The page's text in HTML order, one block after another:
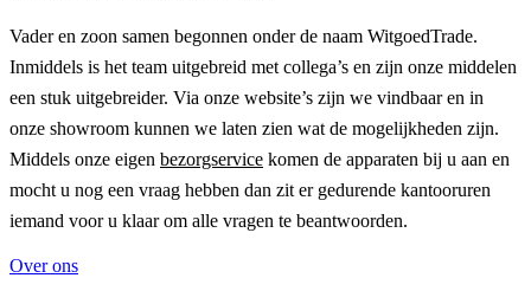
Vader en zoon samen begonnen onder de naam WitgoedTrade.
Inmiddels is het team uitgebreid met collega’s en zijn onze middelen
een stuk uitgebreider. Via onze website’s zijn we vindbaar en in
onze showroom kunnen we laten zien wat de mogelijkheden zijn.
Middels onze eigen bezorgservice komen de apparaten bij u aan en
mocht u nog een vraag hebben dan zit er gedurende kantooruren
iemand voor u klaar om alle vragen te beantwoorden.
Over ons